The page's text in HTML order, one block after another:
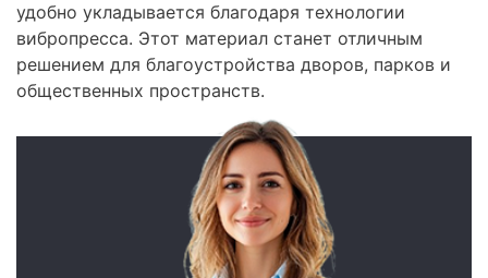
удобно укладывается благодаря технологии
вибропресса. Этот материал станет отличным
решением для благоустройства дворов, парков и
общественных пространств.